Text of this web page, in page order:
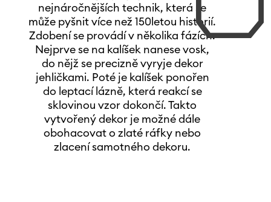
nejnáročnějších technik, která se
může pyšnit více než 150letou historií.
Zdobení se provádí v několika fázích.
Nejprve se na kalíšek nanese vosk,
do nějž se precizně vyryje dekor
jehličkami. Poté je kalíšek ponořen
do leptací lázně, která reakcí se
sklovinou vzor dokončí. Takto
vytvořený dekor je možné dále
obohacovat o zlaté ráfky nebo
zlacení samotného dekoru.